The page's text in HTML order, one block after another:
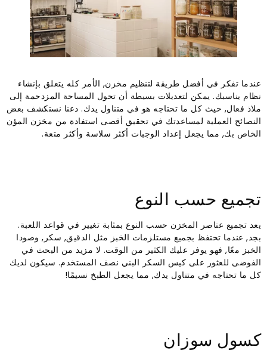
عندما تفكر في أفضل طريقة لتنظيم مخزن, الأمر كله يتعلق بإنشاء
نظام يناسبك. يمكن لتعديلات بسيطة أن تحول المساحة المزدحمة إلى
ملاذ فعال, حيث كل ما تحتاجه هو في متناول يدك. دعنا نستكشف بعض
النصائح العملية لمساعدتك في تحقيق أقصى استفادة من مخزن المؤن
الخاص بك, مما يجعل إعداد الوجبات أكثر سلاسة وأكثر متعة.
تجميع حسب النوع
يعد تجميع عناصر المخزن حسب النوع بمثابة تغيير في قواعد اللعبة.
بجد, عندما تحتفظ بجميع مستلزمات الخبز مثل الدقيق, سكر, وصودا
الخبز معًا, فهو يوفر عليك الكثير من الوقت. لا مزيد من البحث في
الفوضى للعثور على كيس السكر البني نصف المستخدم. سيكون لديك
كل ما تحتاجه في متناول يدك, مما يجعل الطبخ نسيمًا!
كسول سوزان